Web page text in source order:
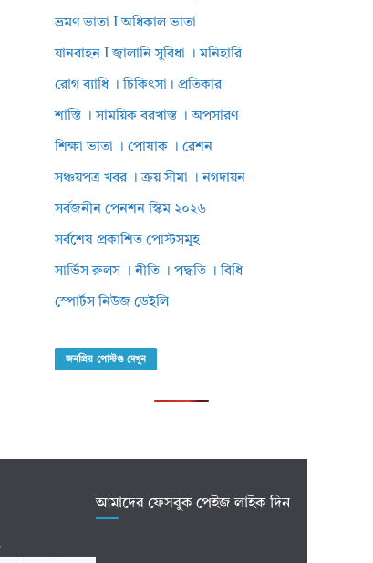
ভ্রমণ ভাতা I অধিকাল ভাতা
যানবাহন I জ্বালানি সুবিধা । মনিহারি
রোগ ব্যাধি । চিকিৎসা। প্রতিকার
শাস্তি । সাময়িক বরখাস্ত । অপসারণ
শিক্ষা ভাতা । পোষাক । রেশন
সঞ্চয়পত্র খবর । ক্রয় সীমা । নগদায়ন
সর্বজনীন পেনশন স্কিম ২০২৬
সর্বশেষ প্রকাশিত পোস্টসমূহ
সার্ভিস রুলস । নীতি । পদ্ধতি । বিধি
স্পোর্টস নিউজ ডেইলি
জনপ্রিয় পোস্টগু দেখুন
আমাদের ফেসবুক পেইজ লাইক দিন